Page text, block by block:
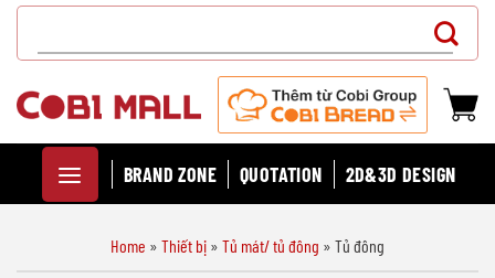
Chuyển
dung
for:
BRAND ZONE QUOTATION 2D&3D DESIGN
Home » Thiết bị » Tủ mát/ tủ đông » Tủ đông